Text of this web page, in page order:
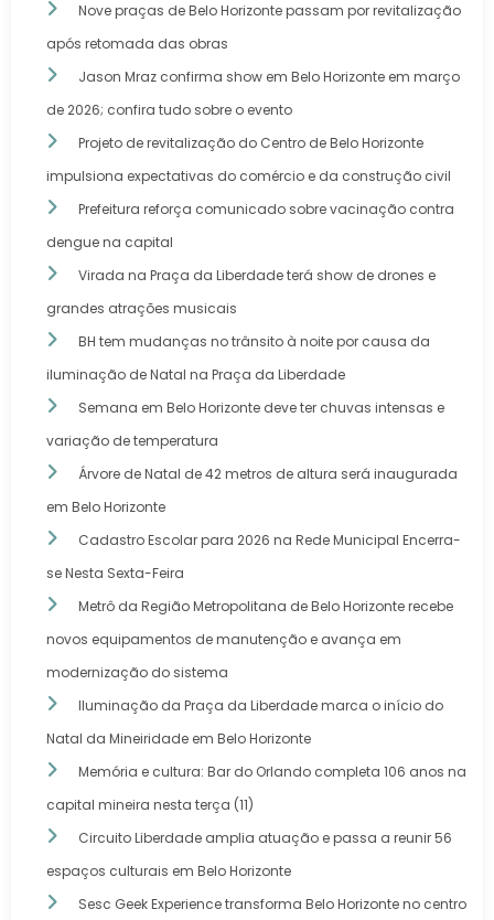
Nove praças de Belo Horizonte passam por revitalização
após retomada das obras
Jason Mraz confirma show em Belo Horizonte em março
de 2026; confira tudo sobre o evento
Projeto de revitalização do Centro de Belo Horizonte
impulsiona expectativas do comércio e da construção civil
Prefeitura reforça comunicado sobre vacinação contra
dengue na capital
Virada na Praça da Liberdade terá show de drones e
grandes atrações musicais
BH tem mudanças no trânsito à noite por causa da
iluminação de Natal na Praça da Liberdade
Semana em Belo Horizonte deve ter chuvas intensas e
variação de temperatura
Árvore de Natal de 42 metros de altura será inaugurada
em Belo Horizonte
Cadastro Escolar para 2026 na Rede Municipal Encerra-
se Nesta Sexta-Feira
Metrô da Região Metropolitana de Belo Horizonte recebe
novos equipamentos de manutenção e avança em
modernização do sistema
Iluminação da Praça da Liberdade marca o início do
Natal da Mineiridade em Belo Horizonte
Memória e cultura: Bar do Orlando completa 106 anos na
capital mineira nesta terça (11)
Circuito Liberdade amplia atuação e passa a reunir 56
espaços culturais em Belo Horizonte
Sesc Geek Experience transforma Belo Horizonte no centro